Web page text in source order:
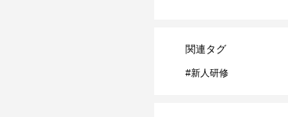
関連タグ
新人研修